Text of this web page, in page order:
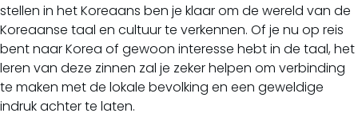
stellen in het Koreaans ben je klaar om de wereld van de
Koreaanse taal en cultuur te verkennen. Of je nu op reis
bent naar Korea of gewoon interesse hebt in de taal, het
leren van deze zinnen zal je zeker helpen om verbinding
te maken met de lokale bevolking en een geweldige
indruk achter te laten.